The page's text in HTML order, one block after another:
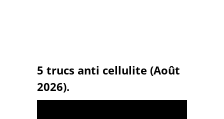
5 trucs anti cellulite (Août
2026).